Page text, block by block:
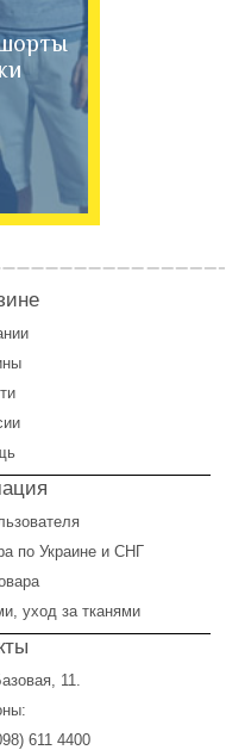
по Украине и СНГ
уход за тканями
11.
611 4400